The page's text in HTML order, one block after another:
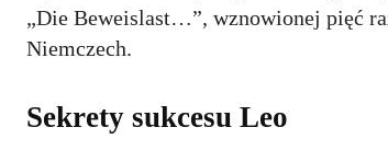
„Die Beweislast…”, wznowionej pięć
Niemczech.
Sekrety sukcesu Leo